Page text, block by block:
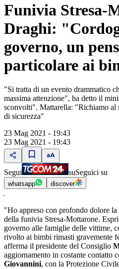
Funivia Stresa-
Draghi:
governo, un
particolare ai
"Si tratta di un evento drammatico
massima attenzione", ha detto il
sconvolti". Mattarella: "Richiamo al
di sicurezza"
23 Mag 2021 - 19:43
23 Mag 2021 - 19:43
Segui suSeguici su
whatsapp discover
"Ho appreso con profondo dolore
della funivia Stresa-Mottarone.
governo alle famiglie delle vittime,
rivolto ai bimbi rimasti gravemente
afferma il presidente del Consiglio
aggiornamento in costante contatto
Giovannini, con la Protezione